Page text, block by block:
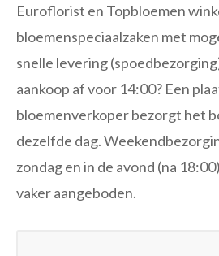
Euroflorist en Topbloemen
bloemenspeciaalzaken met
snelle levering
aankoop af voor 14:00? Een
bloemenverkoper bezorgt het
dezelfde dag.
zondag en in de avond (na
vaker aangeboden.